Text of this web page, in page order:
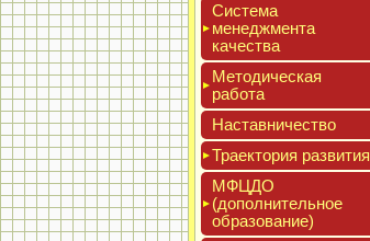
Сис­те­ма
ме­нед­жмен­та
ка­чес­тва
Мето­дичес­кая
ра­бота
Нас­тавни­чес­тво
Тра­ек­то­рия раз­ви­тия
МФЦДО
(до­пол­ни­тель­ное
об­ра­зова­ние)